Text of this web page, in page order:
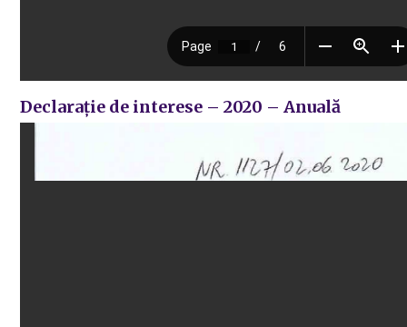
Declarație de interese – 2020 – Anuală